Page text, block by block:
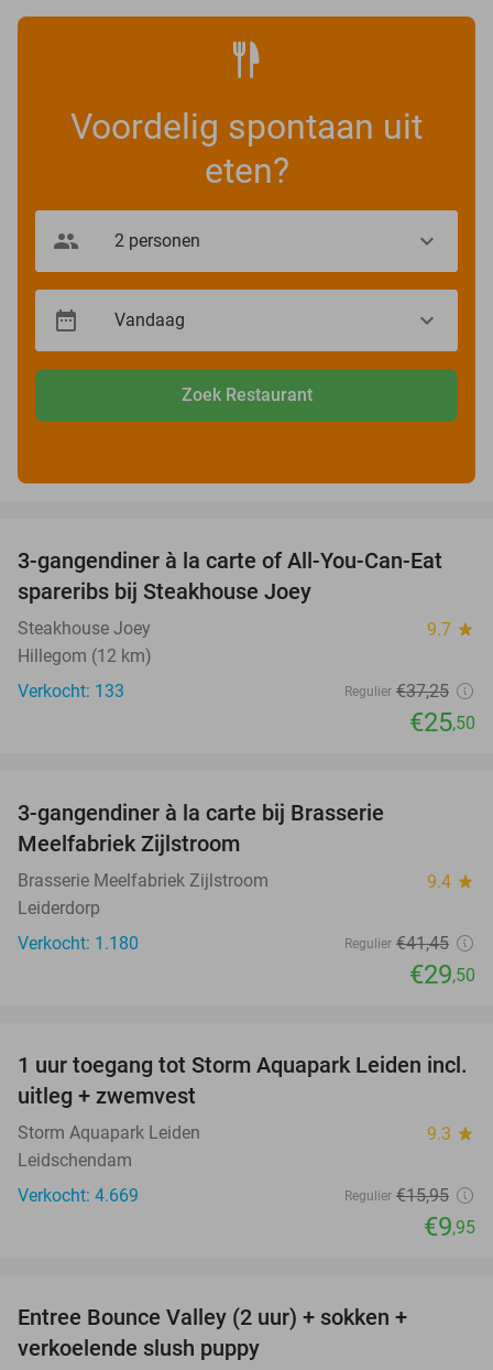
Voordelig spontaan uit
eten?
Zoek Restaurant
32%
3-gangendiner à la carte of All-You-Can-Eat
spareribs bij Steakhouse Joey
Steakhouse Joey 9.7 star
Hillegom (12 km)
Verkocht: 133
Regulier €37,25
€25,50
3-gangendiner à la carte bij Brasserie
Meelfabriek Zijlstroom
Brasserie Meelfabriek Zijlstroom 9.4 star
Leiderdorp
Verkocht: 1.180
Regulier €41,45
€29,50
38%
1 uur toegang tot Storm Aquapark Leiden incl.
uitleg + zwemvest
Storm Aquapark Leiden 9.3 star
Leidschendam
Verkocht: 4.669
Regulier €15,95
€9,95
Entree Bounce Valley (2 uur) + sokken +
verkoelende slush puppy